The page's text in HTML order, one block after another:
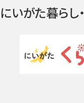
にいがた暮らし・